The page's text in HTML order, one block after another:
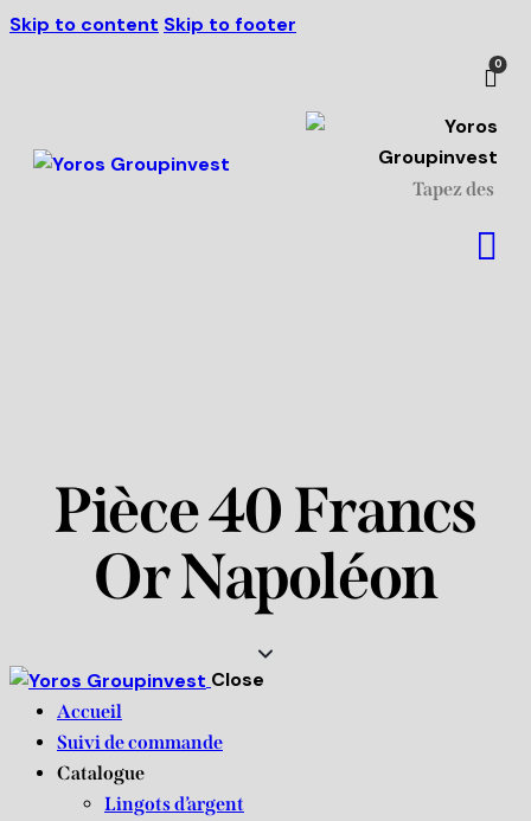
Skip to content Skip to footer
0
Pièce 40 Francs
Or Napoléon
Close
Accueil
Suivi de commande
Catalogue
Lingots d’argent
Livraison à partir de 500 €